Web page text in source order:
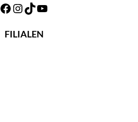
Facebook
Instagram
TikTokYouTube
FILIALEN